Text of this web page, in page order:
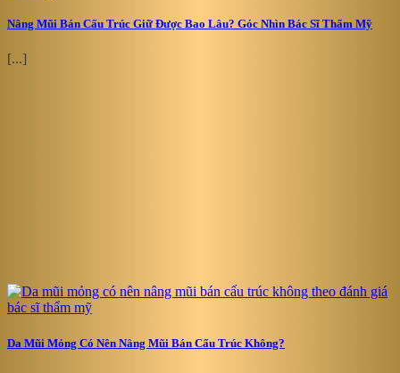
Nâng Mũi Bán Cấu Trúc Giữ Được Bao Lâu? Góc Nhìn Bác Sĩ Thẩm Mỹ
[...]
Da Mũi Mỏng Có Nên Nâng Mũi Bán Cấu Trúc Không?